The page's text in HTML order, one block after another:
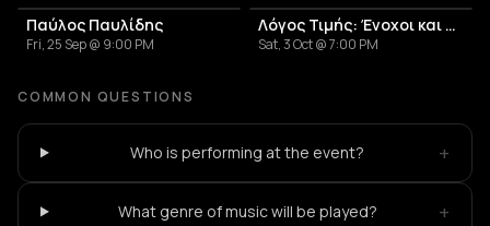
Παύλος Παυλίδης
Fri, 25 Sep @ 9:00 PM
Λόγος Τιμής: Ένοχοι και Αθώοι
Sat, 3 Oct @ 7:00 PM
COMMON QUESTIONS
Who is performing at the event? +
What genre of music will be played? +